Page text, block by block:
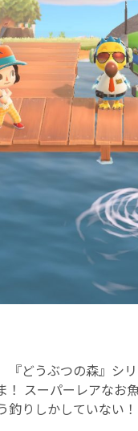
『どうぶつの森』シ
！ スーパーレアなお
釣りしかしていない